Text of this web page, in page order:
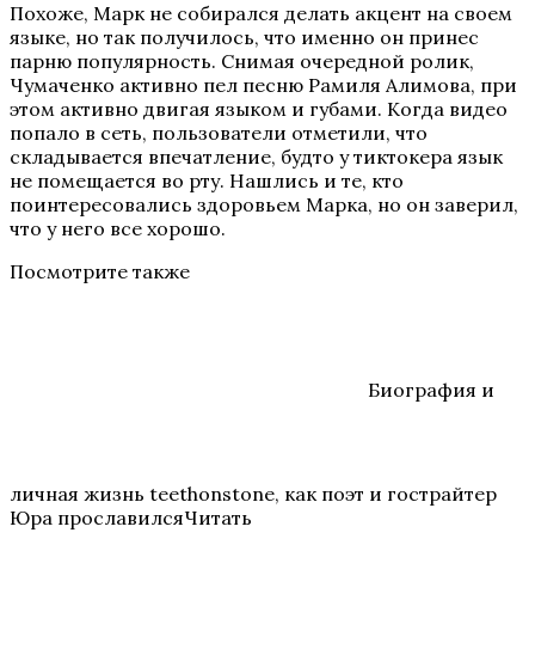
Похоже, Марк не собирался делать акцент на своем
языке, но так получилось, что именно он принес
парню популярность. Снимая очередной ролик,
Чумаченко активно пел песню Рамиля Алимова, при
этом активно двигая языком и губами. Когда видео
попало в сеть, пользователи отметили, что
складывается впечатление, будто у тиктокера язык
не помещается во рту. Нашлись и те, кто
поинтересовались здоровьем Марка, но он заверил,
что у него все хорошо.
Посмотрите также
Биография и
личная жизнь teethonstone, как поэт и гострайтер
Юра прославилсяЧитать